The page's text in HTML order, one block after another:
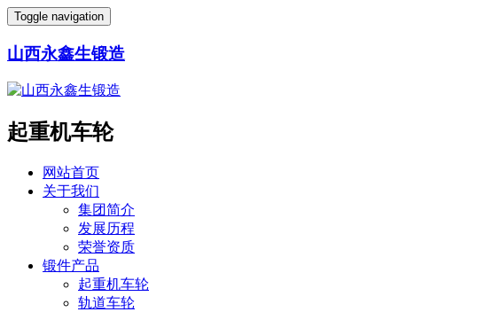
Toggle navigation
山西永鑫生锻造
起重机车轮
网站首页
关于我们
集团简介
发展历程
荣誉资质
锻件产品
起重机车轮
轨道车轮